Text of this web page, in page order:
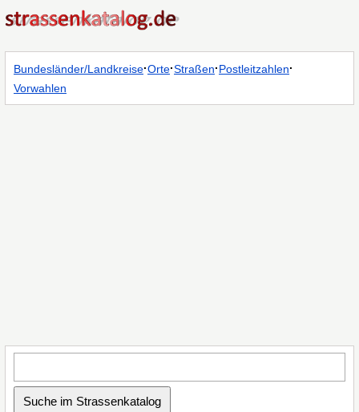
Bundesländer/Landkreise·Orte·Straßen·Postleitzahlen·
Vorwahlen